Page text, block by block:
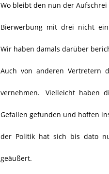
Wo bleibt den nun der Aufschrei
Bierwerbung mit drei nicht
Wir haben damals darüber
Auch von anderen Vertretern
vernehmen. Vielleicht haben
Gefallen gefunden und hoffen
der Politik hat sich bis dato
geäußert.